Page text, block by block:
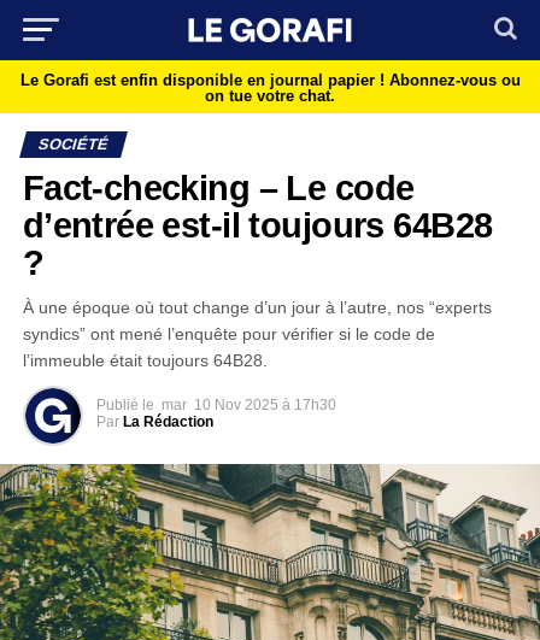
Le Gorafi est enfin disponible en journal papier ! Abonnez-vous ou
on tue votre chat.
SOCIÉTÉ
Fact-checking – Le code
d’entrée est-il toujours 64B28
?
À une époque où tout change d’un jour à l’autre, nos “experts
syndics” ont mené l’enquête pour vérifier si le code de
l’immeuble était toujours 64B28.
Publié le mar 10 Nov 2025 à 17h30
Par La Rédaction